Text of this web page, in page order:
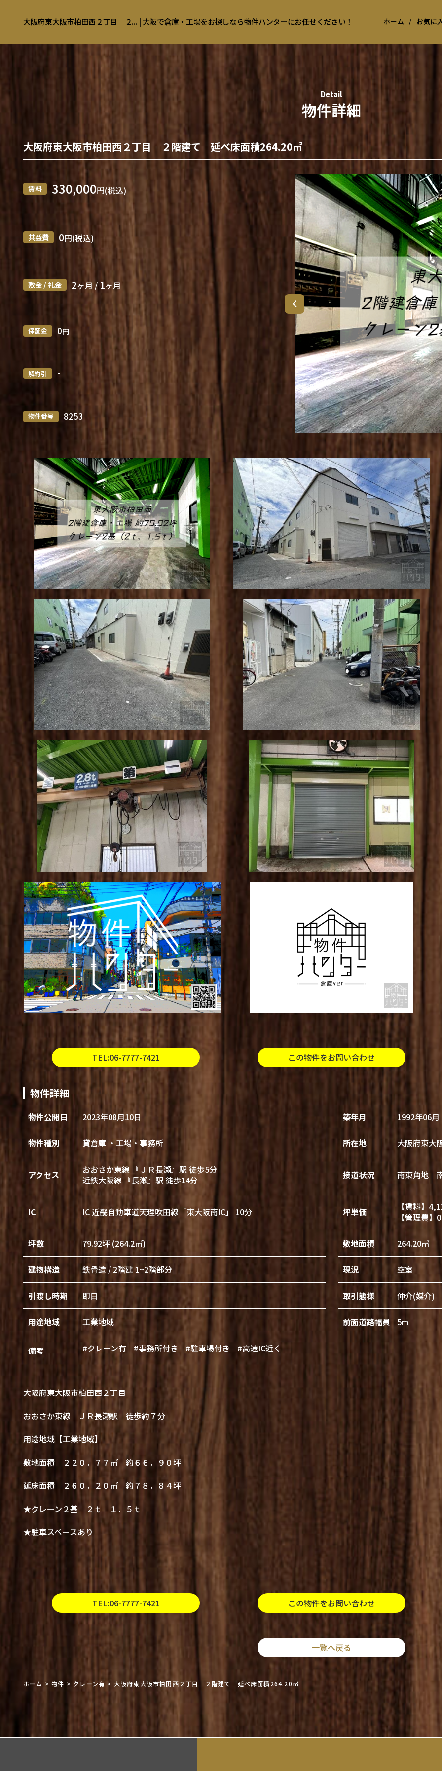
大阪府東大阪市柏田西２丁目 ２... | 大阪で倉庫・工場をお探しなら物件ハンターにお任せください！ ホーム / お気に
Detail
物件詳細
大阪府東大阪市柏田西２丁目 ２階建て 延べ床面積264.20㎡
賃料 330,000円(税込)
共益費 0円(税込)
敷金 / 礼金 2ヶ月 /1ヶ月
保証金 0円
解約引 -
物件番号 8253
TEL:06-7777-7421 この物件をお問い合わせ
物件詳細
物件公開日 2023年08月10日 築年月 1992年06月
物件種別 貸倉庫 ・工場・事務所 所在地 大阪府東大
アクセス
おおさか東線 『ＪＲ長瀬』駅 徒歩5分
近鉄大阪線 『長瀬』駅 徒歩14分
接道状況 南東角地
IC IC 近畿自動車道天理吹田線「東大阪南IC」 10分 坪単価
【賃料】
【管理費】
坪数 79.92坪 (264.2㎡) 敷地面積 264.20㎡
建物構造 鉄骨造 / 2階建 1~2階部分 現況 空室
引渡し時期 即日 取引態様 仲介(媒介)
用途地域 工業地域 前面道路幅員 5m
備考 #クレーン有 #事務所付き #駐車場付き #高速IC近く
大阪府東大阪市柏田西２丁目
おおさか東線 ＪＲ長瀬駅 徒歩約７分
用途地域【工業地域】
敷地面積 ２２０．７７㎡ 約６６．９０坪
延床面積 ２６０．２０㎡ 約７８．８４坪
★クレーン２基 ２ｔ １．５ｔ
★駐車スペースあり
TEL:06-7777-7421 この物件をお問い合わせ
一覧へ戻る
ホーム >物件 > クレーン有 > 大阪府東大阪市柏田西２丁目 ２階建て 延べ床面積264.20㎡